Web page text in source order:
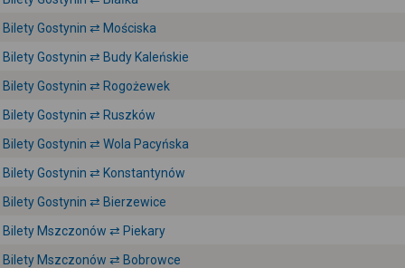
Bilety Gostynin ⇄ Mościska
Bilety Gostynin ⇄ Budy Kaleńskie
Bilety Gostynin ⇄ Rogożewek
Bilety Gostynin ⇄ Ruszków
Bilety Gostynin ⇄ Wola Pacyńska
Bilety Gostynin ⇄ Konstantynów
Bilety Gostynin ⇄ Bierzewice
Bilety Mszczonów ⇄ Piekary
Bilety Mszczonów ⇄ Bobrowce